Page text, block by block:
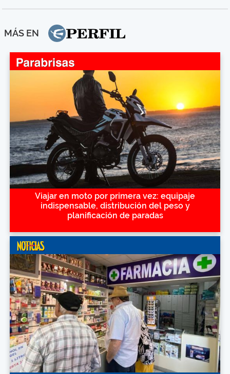
MÁS EN
Viajar en moto por primera vez: equipaje
indispensable, distribución del peso y
planificación de paradas